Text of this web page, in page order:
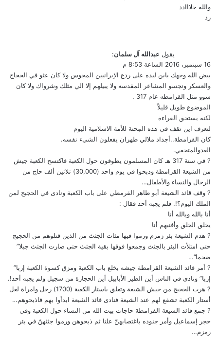
والله جلااادد
رد
يقول عبدالله آل سلمان:
16 سبتمبر، 2016 الساعة 8:53 م
بيض الله وجهك يابن لبده على ردع الإيرانيين المجوس ولا كان عثو في الحجاج
والعسكر ونجسو المشاعر المقدسه ولا يبيلهم إلا الي مثلك وشرواك ولا كان
سوو مثل القرامطه عام 317 .
الموضوع طويل قليلاً
لكنه يستحق القراءة
لتعرف اين تقف في هذه المِحنة للأمة الاسلامية اليوم
كان القرامطة..أجداد ملالي طهران يفعلون الشيء نفسه.
العدوالمتخفي.
? في سنة 317 هـ كان المسلمون يطوفون حول الكعبة فاكتسح الكعبة جيش
من الشيعة القرامطة وذبحوا في يوم واحد (30,000) ثلاثين ألف حاج من
الرجال والنساء والأطفال…
? وقف قائد الشيعة أبو طاهر القرمطي على باب الكعبة ونادى في الحجيج لمن
الملك اليوم؟!. فلم يجبه أحد فقال :
أنا بالله وبالله أنا
يخلق الخلق وأفنيهم أنا
? هدم الشيعة بئر زمزم ورموا فيها مئات الجثث من الذين قتلوهم من الحجيج
حتى امتلأت البئر بالجثث وجمعوا فوقها بقية الجثث حتى صارت الجثث جبلا”
ضخما”…
? أمر قائد الشيعة القرامطة جيشه بخلع باب الكعبة ومزق كسوة الكعبة إربا”
إربا” ونادى في الناس أين الطير الأبابيل أين الحجارة من سجيل ولم يجبه أحد!.
? هرب الحجيج من جيش الشيعة وتعلق باستار الكعبة (1700) رجل وامراة لعل
أستار الكعبة تشفع لهم عند الشيعة فنادى قائد الشيعة ابدأوا بهم فاذبحوهم…
? جمع قائد الشيعة القرامطة حاجات بيت الله من النساء حول الكعبة وفي
حجر إسماعيل وأمر جنوده باغتصابهنّ علنا ثم ذبحوهن ورموا جثثهنّ في بئر
زمزم…